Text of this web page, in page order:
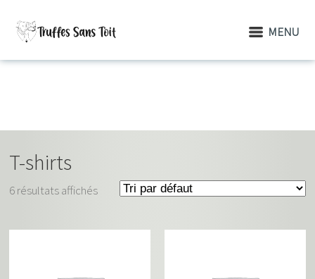
MENU
T-shirts
6 résultats affichés